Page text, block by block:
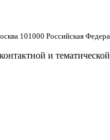
101000 Российская
и